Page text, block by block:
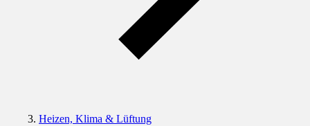
Heizen, Klima & Lüftung